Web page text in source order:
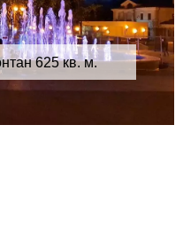
625 кв. м.